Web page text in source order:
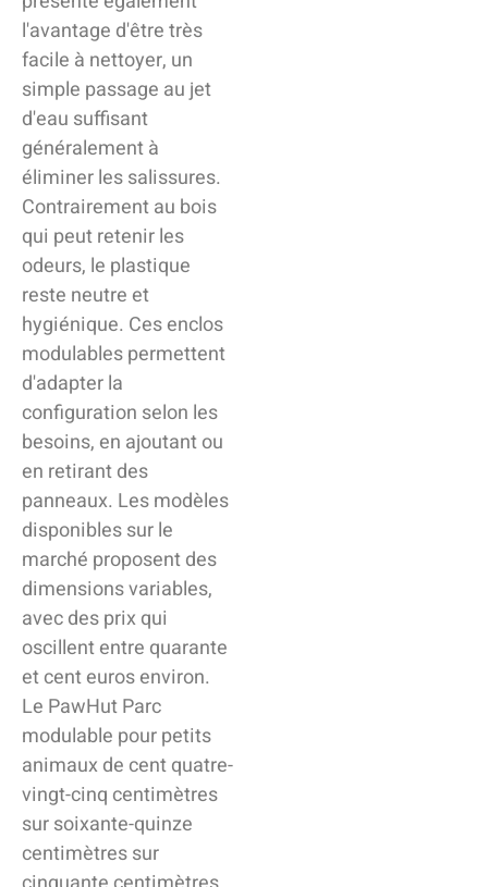
l'avantage d'être très
facile à nettoyer, un
simple passage au jet
d'eau suffisant
généralement à
éliminer les salissures.
Contrairement au bois
qui peut retenir les
odeurs, le plastique
reste neutre et
hygiénique. Ces enclos
modulables permettent
d'adapter la
configuration selon les
besoins, en ajoutant ou
en retirant des
panneaux. Les modèles
disponibles sur le
marché proposent des
dimensions variables,
avec des prix qui
oscillent entre quarante
et cent euros environ.
Le PawHut Parc
modulable pour petits
animaux de cent quatre-
vingt-cinq centimètres
sur soixante-quinze
centimètres sur